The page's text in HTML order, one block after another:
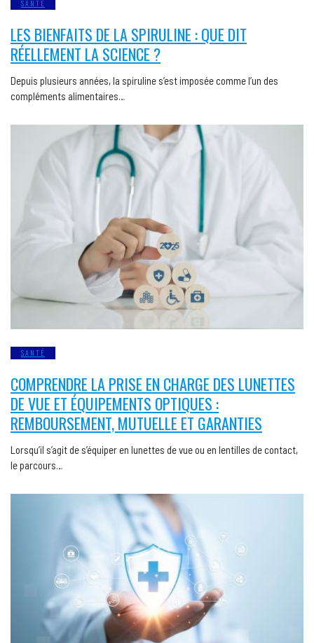
SANTÉ
LES BIENFAITS DE LA SPIRULINE : QUE DIT
RÉELLEMENT LA SCIENCE ?
Depuis plusieurs années, la spiruline s’est imposée comme l’un des
compléments alimentaires…
SANTÉ
COMPRENDRE LA PRISE EN CHARGE DES LUNETTES
DE VUE ET ÉQUIPEMENTS OPTIQUES :
REMBOURSEMENT, MUTUELLE ET GARANTIES
Lorsqu’il s’agit de s’équiper en lunettes de vue ou en lentilles de contact,
le parcours…